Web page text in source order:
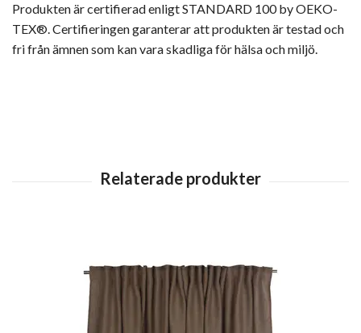
Produkten är certifierad enligt STANDARD 100 by OEKO-
TEX®. Certifieringen garanterar att produkten är testad och
fri från ämnen som kan vara skadliga för hälsa och miljö.